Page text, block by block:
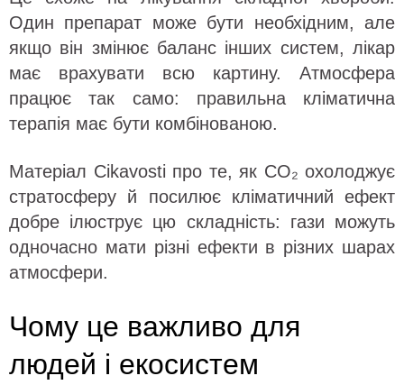
Один препарат може бути необхідним, але
якщо він змінює баланс інших систем, лікар
має врахувати всю картину. Атмосфера
працює так само: правильна кліматична
терапія має бути комбінованою.
Матеріал Cikavosti про те, як CO₂ охолоджує
стратосферу й посилює кліматичний ефект
добре ілюструє цю складність: гази можуть
одночасно мати різні ефекти в різних шарах
атмосфери.
Чому це важливо для
людей і екосистем